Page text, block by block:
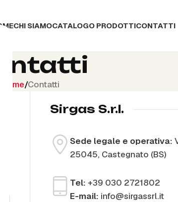
CHI SIAMOCATALOGO PRODOTTICONTATTI
Home Contatti
Sirgas S.r.l.
Sede legale e operativa:
25045, Castegnato (BS)
Tel: +39 030 2721802
E-mail: info@sirgassrl.it